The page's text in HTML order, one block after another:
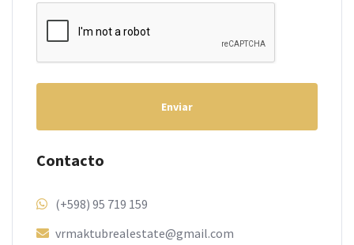
Enviar
Contacto
(+598) 95 719 159
vrmaktubrealestate@gmail.com